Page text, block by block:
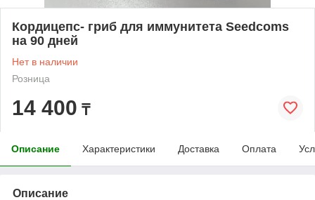
Кордицепс- гриб для иммунитета Seedcoms
на 90 дней
Нет в наличии
Розница
14 400 ₸
Описание Характеристики Доставка Оплата
Описание